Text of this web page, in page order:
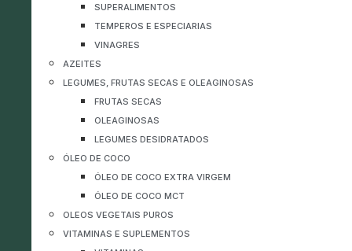
SUPERALIMENTOS
TEMPEROS E ESPECIARIAS
VINAGRES
AZEITES
LEGUMES, FRUTAS SECAS E OLEAGINOSAS
FRUTAS SECAS
OLEAGINOSAS
LEGUMES DESIDRATADOS
ÓLEO DE COCO
ÓLEO DE COCO EXTRA VIRGEM
ÓLEO DE COCO MCT
OLEOS VEGETAIS PUROS
VITAMINAS E SUPLEMENTOS